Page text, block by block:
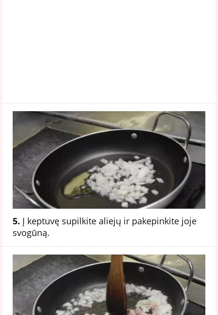
5. Į keptuvę supilkite aliejų ir pakepinkite joje
svogūną.